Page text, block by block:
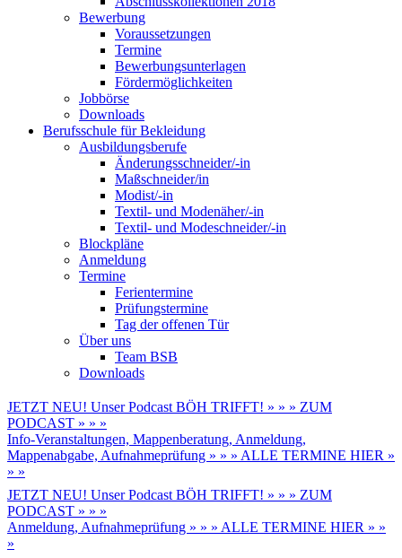
Bewerbung
Voraussetzungen
Termine
Bewerbungsunterlagen
Fördermöglichkeiten
Jobbörse
Downloads
Berufsschule für Bekleidung
Ausbildungsberufe
Änderungsschneider/-in
Maßschneider/in
Modist/-in
Textil- und Modenäher/-in
Textil- und Modeschneider/-in
Blockpläne
Anmeldung
Termine
Ferientermine
Prüfungstermine
Tag der offenen Tür
Über uns
Team BSB
Downloads
JETZT NEU! Unser Podcast BÖH TRIFFT! » » » ZUM
PODCAST » » »
Info-Veranstaltungen, Mappenberatung, Anmeldung,
Mappenabgabe, Aufnahmeprüfung » » » ALLE TERMINE HIER »
» »
JETZT NEU! Unser Podcast BÖH TRIFFT! » » » ZUM
PODCAST » » »
Anmeldung, Aufnahmeprüfung » » » ALLE TERMINE HIER » »
»